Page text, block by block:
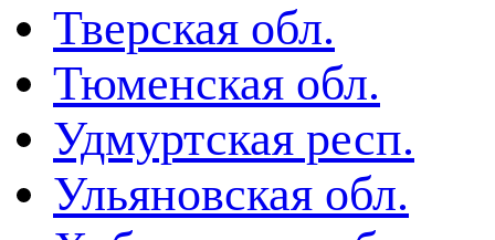
Тверская обл.
Тюменская обл.
Удмуртская респ.
Ульяновская обл.